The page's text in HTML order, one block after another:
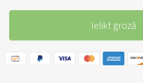
Ielikt grozā